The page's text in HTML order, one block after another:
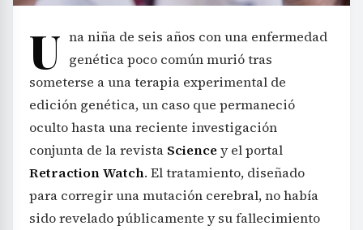
U na niña de seis años con una enfermedad
genética poco común murió tras
someterse a una terapia experimental de
edición genética, un caso que permaneció
oculto hasta una reciente investigación
conjunta de la revista Science y el portal
Retraction Watch. El tratamiento, diseñado
para corregir una mutación cerebral, no había
sido revelado públicamente y su fallecimiento